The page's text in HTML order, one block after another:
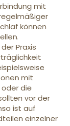
mit
können
Praxis
mit
die
vor der
ist auf
einzelner